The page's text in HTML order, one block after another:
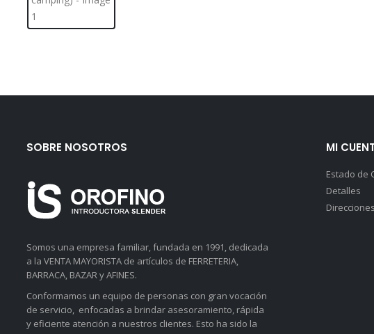
SOBRE NOSOTROS
Somos una empresa familiar, fundada en 1991, dedicada
a la VENTA MAYORISTA de artículos de FERRETERIA,
BARRACA, BAZAR y AFINES.
Conformamos un equipo de personas con gran vocación
de servicio, enfocadas a brindar asesoramiento, rápida
y eficiente atención a nuestros clientes. Esto ha sido la
MI
Estado de
Detalles
Direcciones